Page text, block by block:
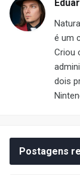
é um
Criou
dois
Postagens